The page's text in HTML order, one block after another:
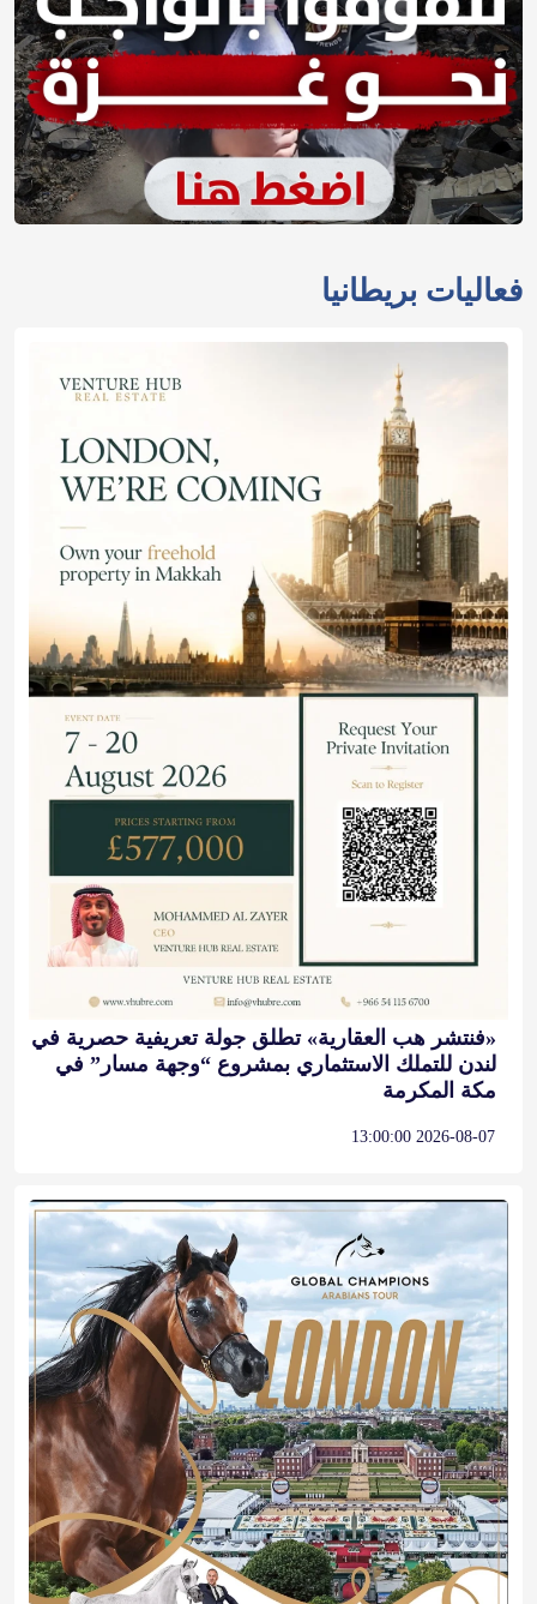
فعاليات بريطانيا
«فنتشر هب العقارية» تطلق جولة تعريفية حصرية في
لندن للتملك الاستثماري بمشروع “وجهة مسار” في
مكة المكرمة
2026-08-07 13:00:00